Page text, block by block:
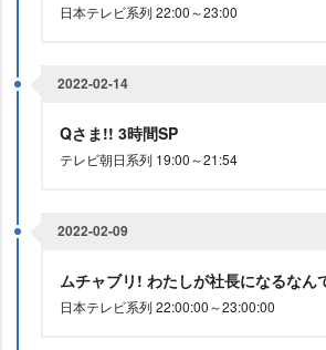
日本テレビ系列 22:00～23:00
2022-02-14
Qさま!! 3時間SP
テレビ朝日系列 19:00～21:54
2022-02-09
ムチャブリ! わたしが社長になるなん
日本テレビ系列 22:00:00～23:00:00